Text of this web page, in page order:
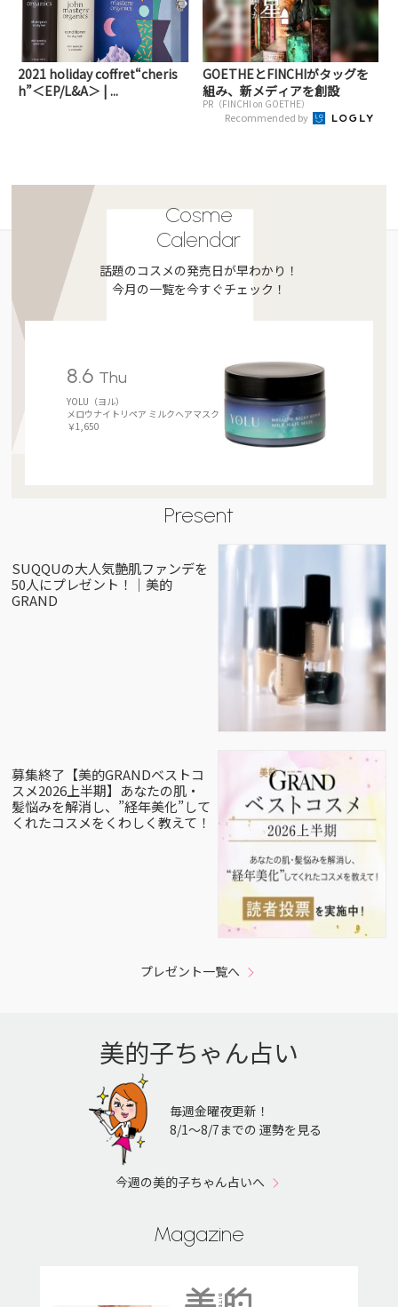
2021 holiday coffret“cheris
h”＜EP/L&A＞ | ...
GOETHEとFINCHIがタッグを
組み、新メディアを創設
PR（FINCHI on GOETHE）
Recommended by
Cosme
Calendar
話題のコスメの発売日が早わかり！
今月の一覧を今すぐチェック！
8.6 Thu
YOLU（ヨル）
メロウナイトリペア ミルクヘアマスク
￥1,650
Present
SUQQUの大人気艶肌ファンデを
50人にプレゼント！｜美的
GRAND
募集終了【美的GRANDベストコ
スメ2026上半期】あなたの肌・
髪悩みを解消し、”経年美化”して
くれたコスメをくわしく教えて！
プレゼント一覧へ
美的子ちゃん占い
毎週金曜夜更新！
8/1〜8/7までの 運勢を見る
今週の美的子ちゃん占いへ
Magazine